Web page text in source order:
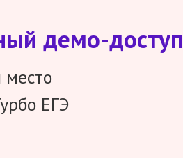
демо-доступ
место
ЕГЭ